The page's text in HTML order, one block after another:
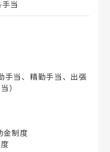
当
手当、精勤手当、出張
）
金制度